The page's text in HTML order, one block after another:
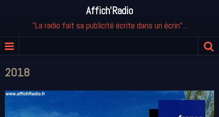
Affich'Radio
"La radio fait sa publicité écrite dans un écrin"...
2018